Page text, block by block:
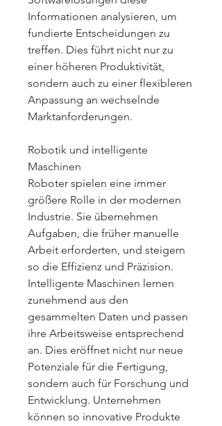
Informationen analysieren, um
fundierte Entscheidungen zu
treffen. Dies führt nicht nur zu
einer höheren Produktivität,
sondern auch zu einer flexibleren
Anpassung an wechselnde
Marktanforderungen.
Robotik und intelligente
Maschinen
Roboter spielen eine immer
größere Rolle in der modernen
Industrie. Sie übernehmen
Aufgaben, die früher manuelle
Arbeit erforderten, und steigern
so die Effizienz und Präzision.
Intelligente Maschinen lernen
zunehmend aus den
gesammelten Daten und passen
ihre Arbeitsweise entsprechend
an. Dies eröffnet nicht nur neue
Potenziale für die Fertigung,
sondern auch für Forschung und
Entwicklung. Unternehmen
können so innovative Produkte